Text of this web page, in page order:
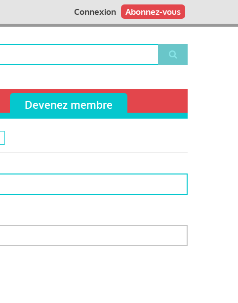
Abonnez-vous
Connexion
Devenez membre